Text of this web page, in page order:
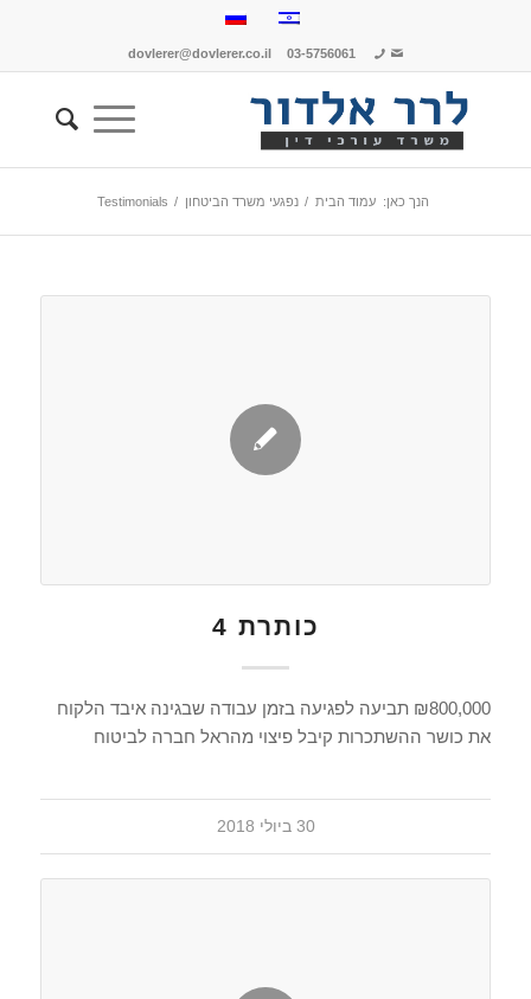
dovlerer@dovlerer.co.il 03-5756061
הנך כאן: עמוד הבית / נפגעי משרד הביטחון /
Testimonials
כותרת 4
₪800,000 תביעה לפגיעה בזמן עבודה שבגינה איבד הלקוח
את כושר ההשתכרות קיבל פיצוי מהראל חברה לביטוח
30 ביולי 2018